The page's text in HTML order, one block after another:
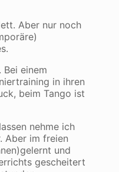
Aber nur noch
einem
in ihren
beim Tango ist
nehme ich
Aber im freien
und
gescheitert